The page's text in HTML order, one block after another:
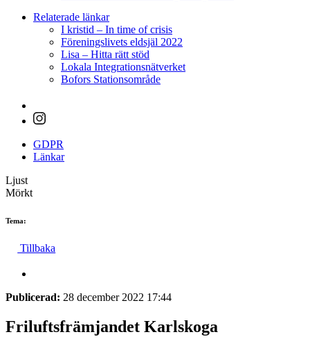
Relaterade länkar
I kristid – In time of crisis
Föreningslivets eldsjäl 2022
Lisa – Hitta rätt stöd
Lokala Integrationsnätverket
Bofors Stationsområde
GDPR
Länkar
Ljust
Mörkt
Tema:
Tillbaka
Publicerad: 28 december 2022 17:44
Friluftsfrämjandet Karlskoga